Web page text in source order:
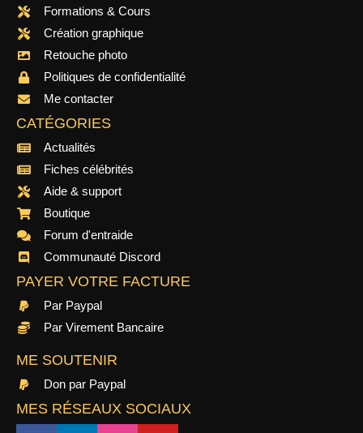
Formations & Cours
Création graphique
Retouche photo
Politiques de confidentialité
Me contacter
CATÉGORIES
Actualités
Fiches célébrités
Aide & support
Boutique
Forum d'entraide
Communauté Discord
PAYER VOTRE FACTURE
Par Paypal
Par Virement Bancaire
ME SOUTENIR
Don par Paypal
MES RÉSEAUX SOCIAUX